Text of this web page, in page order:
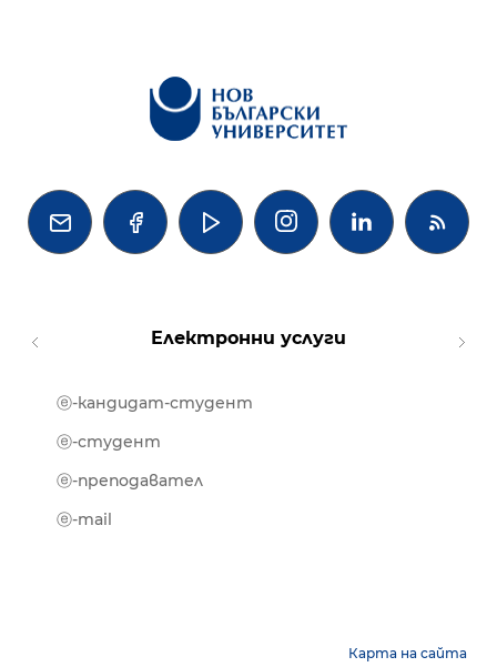
   
Електронни услуги
ⓔ-кандидат-студент
ⓔ-студент
ⓔ-преподавател
ⓔ-mail
Карта на сайта